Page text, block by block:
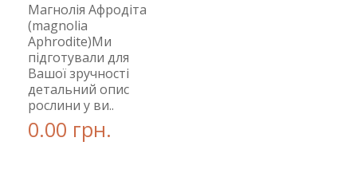
Магнолія Афродіта
(magnolia
Aphrodite)Ми
підготували для
Вашої зручності
детальний опис
рослини у ви..
0.00 грн.